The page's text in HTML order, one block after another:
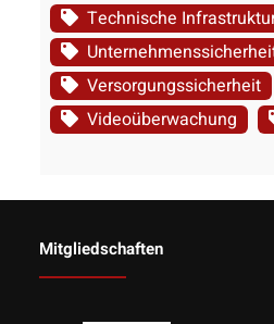
Technische
Versorgungssicherheit
Videoüberwachung
Mitgliedschaften